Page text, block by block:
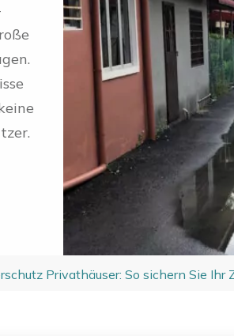
Privathäuser: So sichern Sie Ihr